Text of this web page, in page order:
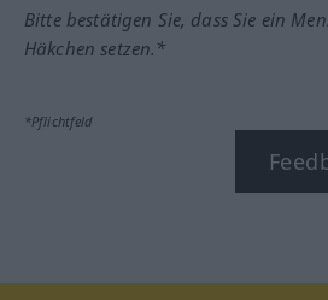
Bitte bestätigen Sie, dass Sie ein
Häkchen setzen.*
*Pflichtfeld